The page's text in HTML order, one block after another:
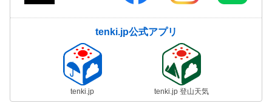
tenki.jp公式アプリ
tenki.jp tenki.jp 登山天気